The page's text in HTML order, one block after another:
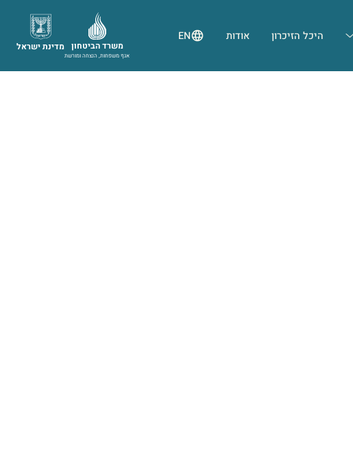
היכל הזיכרון אודות EN
מדינת ישראל משרד הביטחון
אגף משפחות, הנצחה ומורשת